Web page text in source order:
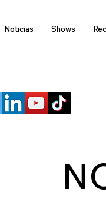
Noticias Shows